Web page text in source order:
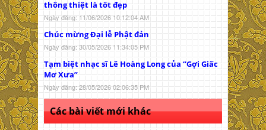
thông thiệt là tốt đẹp
Ngày đăng: 11/06/2026 10:12:04 AM
Chúc mừng Đại lễ Phật đản
Ngày đăng: 30/05/2026 11:34:05 PM
Tạm biệt nhạc sĩ Lê Hoàng Long của “Gợi Giấc
Mơ Xưa”
Ngày đăng: 28/05/2026 02:06:35 PM
Các bài viết mới khác